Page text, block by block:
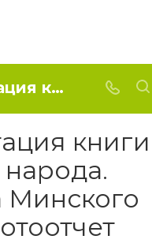
Презентация книги «Память народа. Хроника Минского гетто»: фотоотчет
книги
Минского